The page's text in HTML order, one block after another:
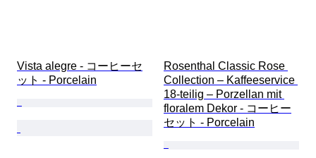
Vista alegre - コーヒーセ
ット - Porcelain
Rosenthal Classic Rose
Collection – Kaffeeservice
18-teilig – Porzellan mit
floralem Dekor - コーヒー
セット - Porcelain